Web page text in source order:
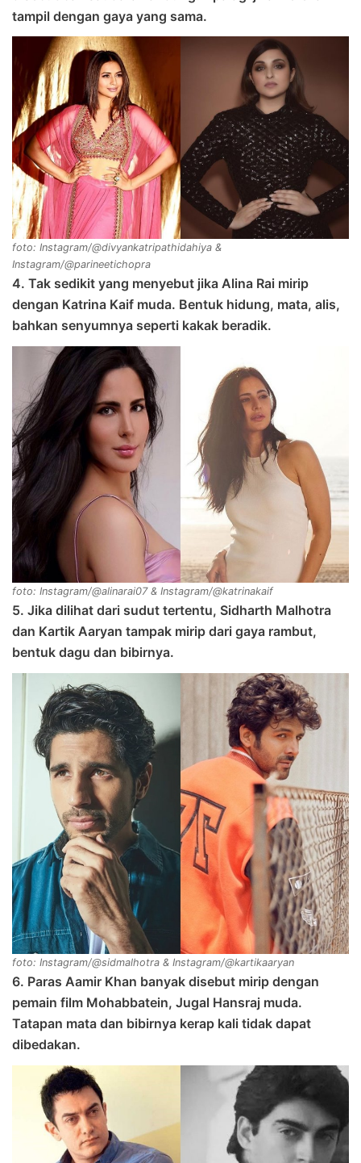
tampil dengan gaya yang sama.
foto: Instagram/@divyankatripathidahiya &
Instagram/@parineetichopra
4. Tak sedikit yang menyebut jika Alina Rai mirip
dengan Katrina Kaif muda. Bentuk hidung, mata, alis,
bahkan senyumnya seperti kakak beradik.
foto: Instagram/@alinarai07 & Instagram/@katrinakaif
5. Jika dilihat dari sudut tertentu, Sidharth Malhotra
dan Kartik Aaryan tampak mirip dari gaya rambut,
bentuk dagu dan bibirnya.
foto: Instagram/@sidmalhotra & Instagram/@kartikaaryan
6. Paras Aamir Khan banyak disebut mirip dengan
pemain film Mohabbatein, Jugal Hansraj muda.
Tatapan mata dan bibirnya kerap kali tidak dapat
dibedakan.